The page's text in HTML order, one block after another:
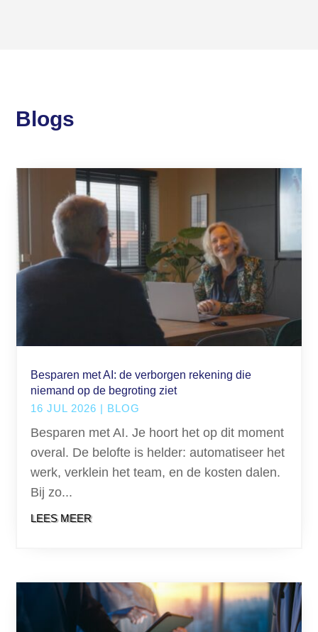
Blogs
Besparen met AI: de verborgen rekening die
niemand op de begroting ziet
16 JUL 2026 | BLOG
Besparen met AI. Je hoort het op dit moment
overal. De belofte is helder: automatiseer het
werk, verklein het team, en de kosten dalen.
Bij zo...
LEES MEER